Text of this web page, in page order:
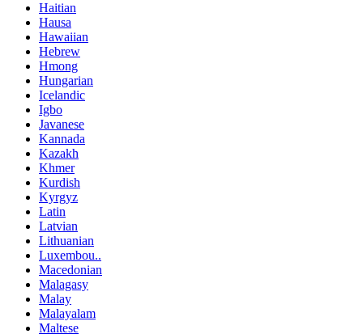
Haitian
Hausa
Hawaiian
Hebrew
Hmong
Hungarian
Icelandic
Igbo
Javanese
Kannada
Kazakh
Khmer
Kurdish
Kyrgyz
Latin
Latvian
Lithuanian
Luxembou..
Macedonian
Malagasy
Malay
Malayalam
Maltese